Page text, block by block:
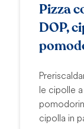
Pizza
DOP,
le cipolle
cipolla in